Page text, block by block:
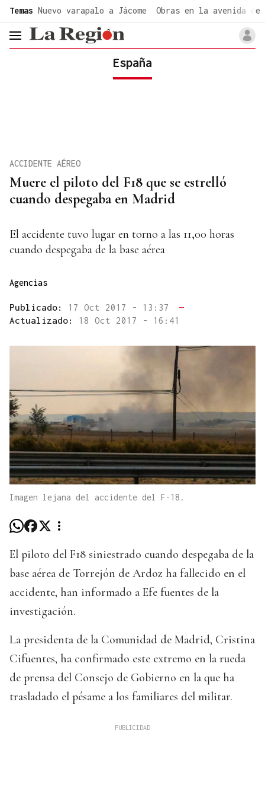
Temas Nuevo varapalo a Jácome Obras en la avenida de
header.menu.open
España
Muere el piloto del F18 que se estrelló
cuando despegaba en Madrid
ACCIDENTE AÉREO
El accidente tuvo lugar en torno a las 11,00 horas
cuando despegaba de la base aérea
Agencias
Publicado: 17 Oct 2017 - 13:37
—
Actualizado: 18 Oct 2017 - 16:41
Imagen lejana del accidente del F-18.
El piloto del F18 siniestrado cuando despegaba de la
base aérea de Torrejón de Ardoz ha fallecido en el
accidente, han informado a Efe fuentes de la
investigación.
La presidenta de la Comunidad de Madrid, Cristina
Cifuentes, ha confirmado este extremo en la rueda
de prensa del Consejo de Gobierno en la que ha
trasladado el pésame a los familiares del militar.